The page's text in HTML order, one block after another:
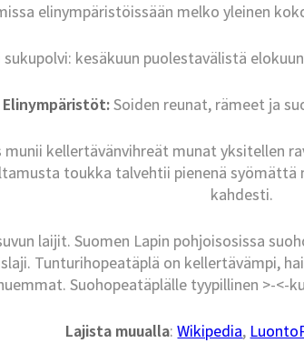
elinympäristöissään melko yleinen
kesäkuun puolestavälistä
Elinympäristöt:Soiden reunat, rämeet ja
munii kellertävänvihreät munat yksitellen
toukka talvehtii pienenä
kahdesti.
laijit. Suomen Lapin pohjoisosissa
Tunturihopeatäplä on kellertävämpi,
Suohopeatäplälle tyypillinen >-<-
Lajista muualla:Wikipedia,